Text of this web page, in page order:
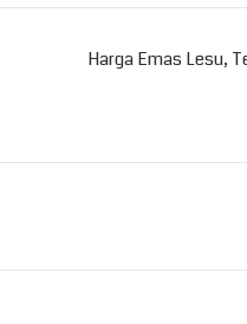
Harga Emas Lesu,